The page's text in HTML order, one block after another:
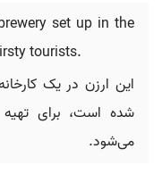
set up in the
tourists.
این ارزن در یک
شده است، برای تهیه
می‌شود.